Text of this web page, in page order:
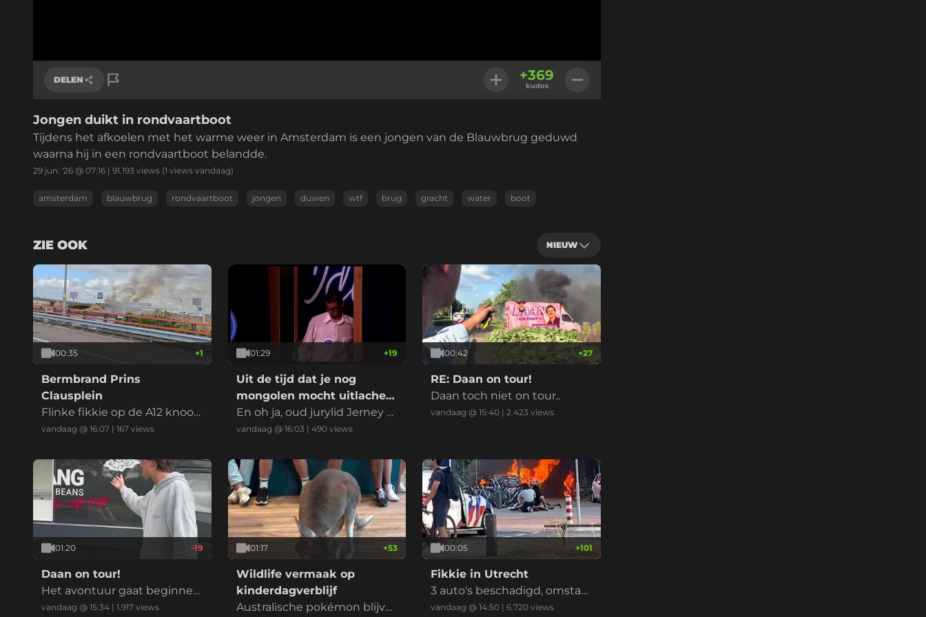
DELEN
Link kopiëren
+369
kudos
Jongen duikt in rondvaartboot
Tijdens het afkoelen met het warme weer in Amsterdam is een jongen van de Blauwbrug geduwd
waarna hij in een rondvaartboot belandde.
29 jun. '26 @ 07:16 | 91.193 views (1 views vandaag)
amsterdam blauwbrug rondvaartboot jongen duwen wtf brug gracht water boot
ZIE OOK NIEUW
00:35 +1
Bermbrand Prins
Clausplein
Flinke fikkie op de A12 knoop
punt Prins Clausplein bij Den
vandaag @ 16:07 | 167 views
01:29 +19
Uit de tijd dat je nog
mongolen mocht uitlachen
op primetimetelevee
En oh ja, oud jurylid Jerney K
aagman is overleden, RIP.
vandaag @ 16:03 | 490views
00:42 +27
RE: Daan on tour!
Daan toch niet on tour..
vandaag @ 15:40 |2.423 views
01:20 -19
Daan on tour!
Het avontuur gaat beginne
n!
vandaag @ 15:34 | 1.917 views
01:17 +53
Wildlife vermaak op
kinderdagverblijf
Australische pokémon blijve
00:05 +101
Fikkie in Utrecht
3 auto's beschadigd, omstan
ders grijpen in, minderjarig v
vandaag @ 14:50 |6.720 views